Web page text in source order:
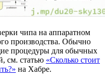
чипа на аппаратном
производства. Обычно
процедуры для обычных
см. статью «Сколько стоит
на Хабре.